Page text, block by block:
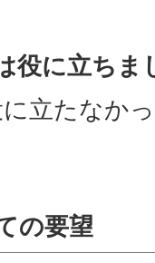
役に立ちま
立たなか
の要望